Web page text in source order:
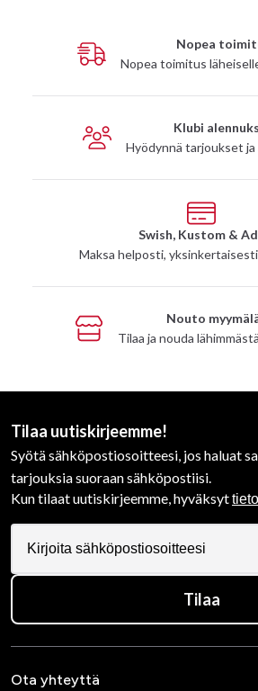
Nopea
Nopea toimitus
Klubi
Hyödynnä tarjoukset
Swish, Kustom &
Maksa helposti,
Nouto
Tilaa ja nouda
Tilaa uutiskirjeemme!
Syötä sähköpostiosoitteesi, jos haluat
tarjouksia suoraan sähköpostiisi.
Kun tilaat uutiskirjeemme, hyväksyt
Tilaa
Ota yhteyttä